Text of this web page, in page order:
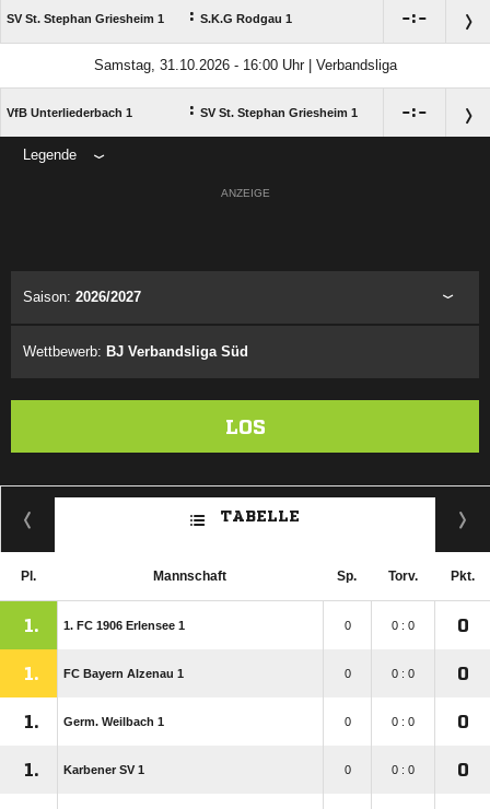
SV St. Stephan Griesheim 1 : S.K.G Rodgau 1 :
Samstag, 31.10.2026 - 16:00 Uhr | Verbandsliga
VfB Unterliederbach 1 : SV St. Stephan Griesheim 1 :
Legende
ANZEIGE
Saison: 2026/2027
Wettbewerb: BJ Verbandsliga Süd
LOS
TABELLE
Pl. Mannschaft Sp. Torv. Pkt.
1. 1. FC 1906 Erlensee 1 0 0 : 0 0
1. FC Bayern Alzenau 1 0 0 : 0 0
1. Germ. Weilbach 1 0 0 : 0 0
1. Karbener SV 1 0 0 : 0 0